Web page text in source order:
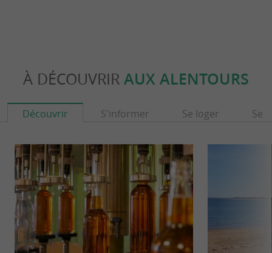
À DÉCOUVRIR AUX ALENTOURS
Découvrir S'informer Se loger Se